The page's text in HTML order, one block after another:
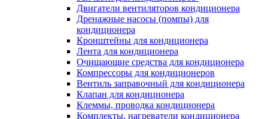
Двигатели вентиляторов кондиционера
Дренажные насосы (помпы) для
кондиционера
Кронштейны для кондиционера
Лента для кондиционера
Очищающие средства для кондиционера
Компрессоры для кондиционеров
Вентиль заправочный для кондиционера
Клапан для кондиционера
Клеммы, проводка кондиционера
Комплекты, нагреватели кондиционера